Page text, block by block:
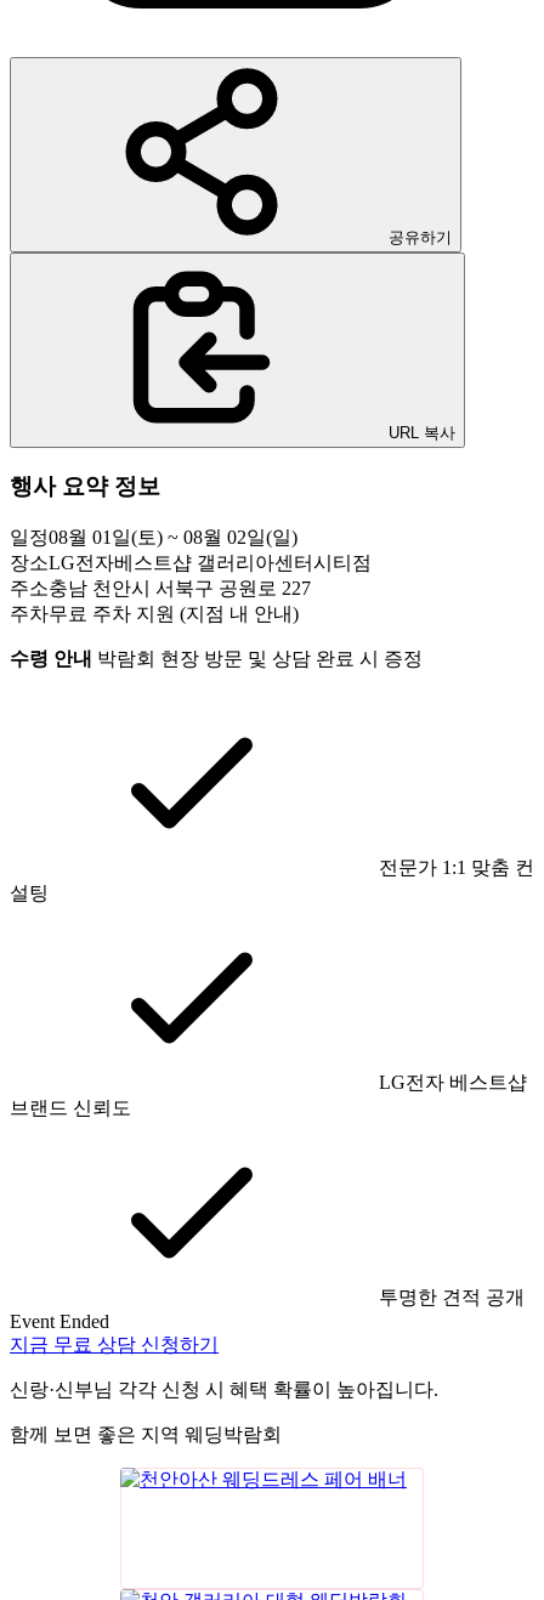
공유하기
URL 복사
행사 요약 정보
일정08월 01일(토) ~ 08월 02일(일)
장소LG전자베스트샵 갤러리아센터시티점
주소충남 천안시 서북구 공원로 227
주차무료 주차 지원 (지점 내 안내)
수령 안내 박람회 현장 방문 및 상담 완료 시 증정
전문가 1:1 맞춤 컨
설팅
LG전자 베스트샵
브랜드 신뢰도
투명한 견적 공개
Event Ended
지금 무료 상담 신청하기
신랑·신부님 각각 신청 시 혜택 확률이 높아집니다.
함께 보면 좋은 지역 웨딩박람회